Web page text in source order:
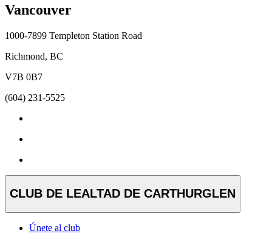
Vancouver
1000-7899 Templeton Station Road
Richmond, BC
V7B 0B7
(604) 231-5525
CLUB DE LEALTAD DE CARTHURGLEN
Únete al club